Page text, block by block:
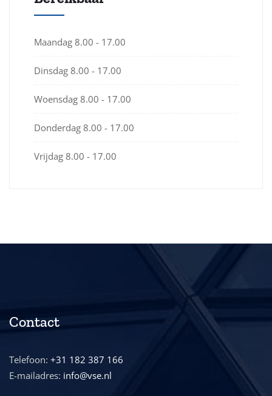
Maandag 8.00 - 17.00
Dinsdag 8.00 - 17.00
Woensdag 8.00 - 17.00
Donderdag 8.00 - 17.00
Vrijdag 8.00 - 17.00
Contact
Telefoon: +31 182 387 166
E-mailadres: info@vse.nl